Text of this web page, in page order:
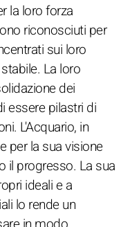
la loro forza
riconosciuti per
sui loro
La loro
dei
essere pilastri di
L'Acquario, in
per la sua visione
il progresso. La sua
ideali e a
lo rende un